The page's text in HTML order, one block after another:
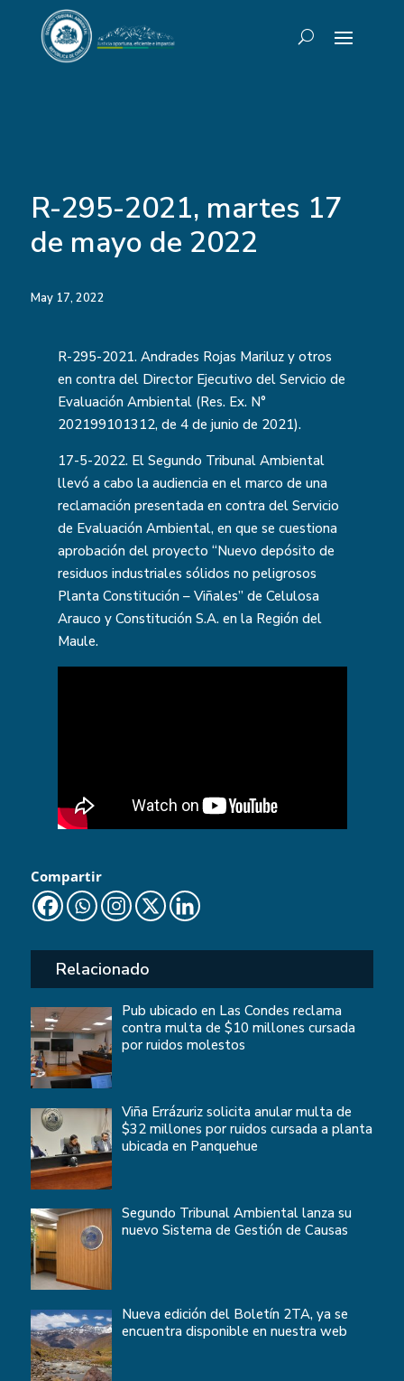
R-295-2021, martes 17
de mayo de 2022
May 17, 2022
R-295-2021. Andrades Rojas Mariluz y otros
en contra del Director Ejecutivo del Servicio de
Evaluación Ambiental (Res. Ex. N°
202199101312, de 4 de junio de 2021).
17-5-2022. El Segundo Tribunal Ambiental
llevó a cabo la audiencia en el marco de una
reclamación presentada en contra del Servicio
de Evaluación Ambiental, en que se cuestiona
aprobación del proyecto “Nuevo depósito de
residuos industriales sólidos no peligrosos
Planta Constitución – Viñales” de Celulosa
Arauco y Constitución S.A. en la Región del
Maule.
Compartir
Relacionado
Pub ubicado en Las Condes reclama
contra multa de $10 millones cursada
por ruidos molestos
Viña Errázuriz solicita anular multa de
$32 millones por ruidos cursada a planta
ubicada en Panquehue
Segundo Tribunal Ambiental lanza su
nuevo Sistema de Gestión de Causas
Nueva edición del Boletín 2TA, ya se
encuentra disponible en nuestra web